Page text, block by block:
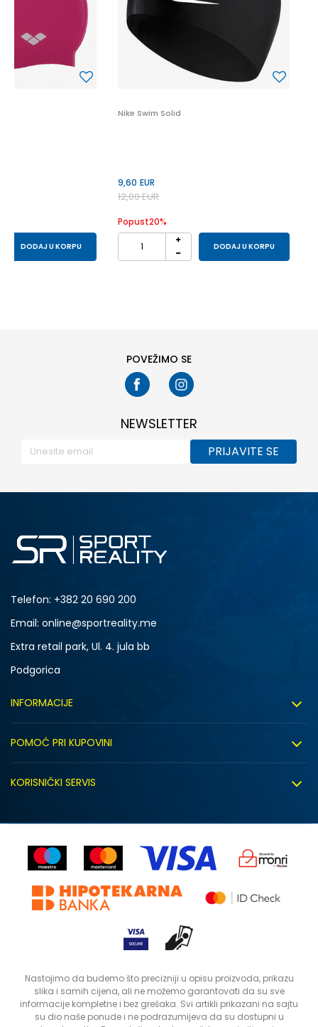
DODAJ U KORPU
Nike Swim Solid
9,60 EUR
12,00EUR
Popust20%
DODAJ U KORPU
POVEŽIMO SE
NEWSLETTER
PRIJAVITE SE
Telefon: +382 20 690 200
Email: online@sportreality.me
Extra retail park, Ul. 4. jula bb
Podgorica
INFORMACIJE
Zapošljavanje
Sindikalna prodaja
Kontakt
Prodavnice
POMOĆ PRI KUPOVINI
Kako kupiti
Uputstvo za registraciju
KORISNIČKI SERVIS
Reklamacije
Povrat robe i povrat sredstava
Status porudžbine
Nastojimo da budemo što precizniji u opisu proizvoda, prikazu
slika i samih cijena, ali ne možemo garantovati da su sve
informacije kompletne i bez grešaka. Svi artikli prikazani na sajtu
su dio naše ponude i ne podrazumijeva da su dostupni u